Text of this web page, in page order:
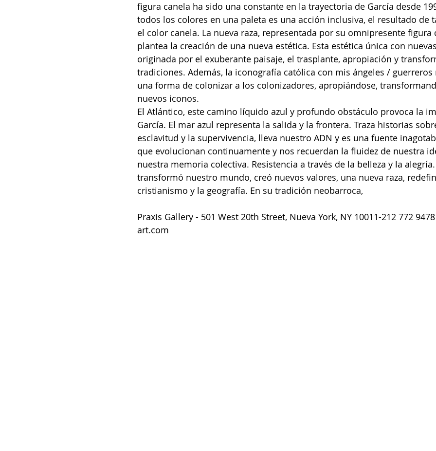
figura canela ha sido una constante en la trayectoria de García desde
todos los colores en una paleta es una acción inclusiva, el resultado de
el color canela. La nueva raza, representada por su omnipresente figura
plantea la creación de una nueva estética. Esta estética única con
originada por el exuberante paisaje, el trasplante, apropiación y
tradiciones. Además, la iconografía católica con mis ángeles / guerreros
una forma de colonizar a los colonizadores, apropiándose,
nuevos iconos.
El Atlántico, este camino líquido azul y profundo obstáculo provoca la
García. El mar azul representa la salida y la frontera. Traza historias
esclavitud y la supervivencia, lleva nuestro ADN y es una fuente
que evolucionan continuamente y nos recuerdan la fluidez de nuestra
nuestra memoria colectiva. Resistencia a través de la belleza y la
transformó nuestro mundo, creó nuevos valores, una nueva raza,
cristianismo y la geografía. En su tradición neobarroca,
Praxis Gallery - 501 West 20th Street, Nueva York, NY 10011-212 772
art.com